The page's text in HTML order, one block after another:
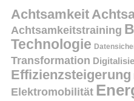
Achtsamkeit
Achtsamkeitstraining
Technologie
Transformation
Effizienzsteigerung
Elektromobilität